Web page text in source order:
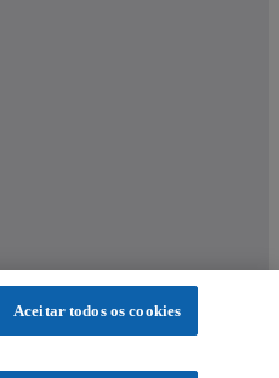
Aceitar todos os cookies